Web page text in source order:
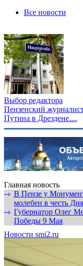
Все новости
Выбор редактора
Пензенский
Путина в Дрездене....
Главная новость
⇾ В Пензе у
молебен в честь
⇾ Губернатор Олег
Победы 9 Мая
Новости smi2.ru